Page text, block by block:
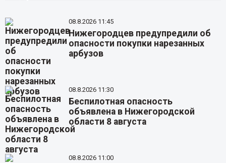
08.8.2026 11:45
Нижегородцев предупредили об
опасности покупки нарезанных
арбузов
08.8.2026 11:30
Беспилотная опасность
объявлена в Нижегородской
области 8 августа
08.8.2026 11:00